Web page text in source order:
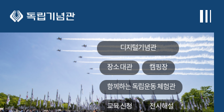
디지털기념관
장소 대관 캠핑장
함께하는독립운동 체험관
교육 신청 전시해설